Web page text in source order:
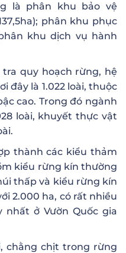
là phân khu bảo vệ
phân khu phục
khu dịch vụ hành
tra quy hoạch rừng, hệ
đây là 1.022 loài, thuộc
cao. Trong đó ngành
loài, khuyết thực vật
thành các kiểu thảm
kiểu rừng kín thường
thấp và kiểu rừng kín
2.000 ha, có rất nhiều
ở Vườn Quốc gia
chằng chịt trong rừng